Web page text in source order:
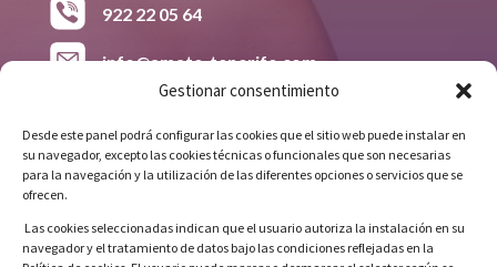
Gestionar consentimiento
Desde este panel podrá configurar las cookies que el sitio web puede instalar en
su navegador, excepto las cookies técnicas o funcionales que son necesarias
para la navegación y la utilización de las diferentes opciones o servicios que se
ofrecen.
Las cookies seleccionadas indican que el usuario autoriza la instalación en su
navegador y el tratamiento de datos bajo las condiciones reflejadas en la
922 22 05 64
info@amate-tenerife.com
Avda. Príncipes de España. Grupo 148
Viviendas, Bloque C, Local 8